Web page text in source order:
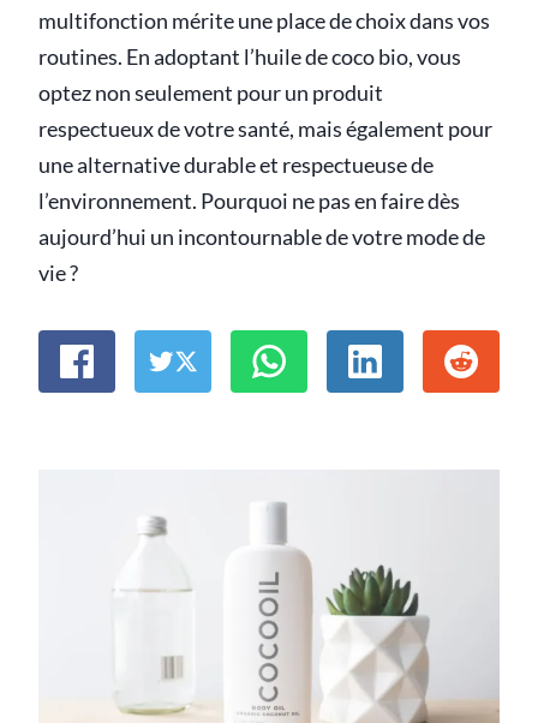
multifonction mérite une place de choix dans vos
routines. En adoptant l’huile de coco bio, vous
optez non seulement pour un produit
respectueux de votre santé, mais également pour
une alternative durable et respectueuse de
l’environnement. Pourquoi ne pas en faire dès
aujourd’hui un incontournable de votre mode de
vie ?